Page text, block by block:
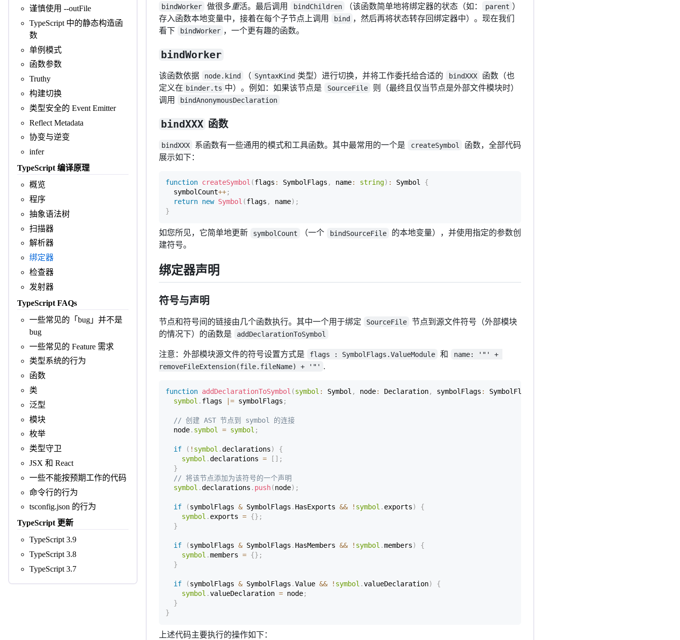
谨慎使用 --outFile
TypeScript 中的静态构造函
数
单例模式
函数参数
Truthy
构建切换
类型安全的 Event Emitter
Reflect Metadata
协变与逆变
infer
TypeScript 编译原理
概览
程序
抽象语法树
扫描器
解析器
绑定器
检查器
发射器
TypeScript FAQs
一些常见的「bug」并不是
bug
一些常见的 Feature 需求
类型系统的行为
函数
类
泛型
模块
枚举
类型守卫
JSX 和 React
一些不能按预期工作的代码
命令行的行为
tsconfig.json 的行为
TypeScript 更新
TypeScript 3.9
TypeScript 3.8
TypeScript 3.7
bindWorker 做很多重活。最后调用 bindChildren （该函数简单地将绑定器的状态（如： parent ）
存入函数本地变量中，接着在每个子节点上调用
bind ，然后再将状态转存回绑定器中）。现在我们
看下
bindWorker ，一个更有趣的函数。
bindWorker
该函数依据 node.kind （ SyntaxKind 类型）进行切换，并将工作委托给合适的 bindXXX
函数（也
定义在 binder.ts 中）。例如：如果该节点是 SourceFile
则（最终且仅当节点是外部文件模块时）
调用
bindAnonymousDeclaration
bindXXX 函数
bindXXX 系函数有一些通用的模式和工具函数。其中最常用的一个是 createSymbol
函数，全部代码
展示如下：
function createSymbol (flags : SymbolFlags , name: string) : Symbol {
  symbolCount
++;
return new Symbol (flags , name) ;
}
如您所见，它简单地更新 symbolCount （一个 bindSourceFile
的本地变量），并使用指定的参数创
建符号。
绑定器声明
符号与声明
节点和符号间的链接由几个函数执行。其中一个用于绑定 SourceFile
节点到源文件符号（外部模块
的情况下）的函数是
addDeclarationToSymbol
注意：外部模块源文件的符号设置方式是 flags : SymbolFlags.ValueModule 和
name: '"' +
removeFileExtension(file.fileName) + '"' .
function addDeclarationToSymbol (symbol : Symbol , node: Declaration, symbolFlags : SymbolFlags
symbol . flags |= symbolFlags ;
// 创建 AST 节点到 symbol 的连接
  node
. symbol = symbol ;
if ( ! symbol .declarations)
{
symbol .declarations = [ ] ;
}
// 将该节点添加为该符号的一个声明
symbol .declarations . push(node) ;
if (symbolFlags & SymbolFlags . HasExports && ! symbol . exports)
{
symbol . exports = {} ;
}
if (symbolFlags & SymbolFlags . HasMembers && ! symbol .members)
{
symbol .members = {} ;
}
if (symbolFlags & SymbolFlags .Value && ! symbol .valueDeclaration)
{
symbol .valueDeclaration = node;
}
}
上述代码主要执行的操作如下：